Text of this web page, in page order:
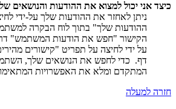
כיצד אני יכול למצוא את ההודעות והנושאים
ניתן לאחזר את ההודעות שלך על-ידי
ההודעות שלך" בתוך לוח הבקרה
הקישור "חפש את הודעות המשתמש"
על ידי לחיצה על תפריט "קישורים
דף. כדי לחפש את הנושאים שלך,
המתקדם ומלא את האפשרויות
חזרה למעלה